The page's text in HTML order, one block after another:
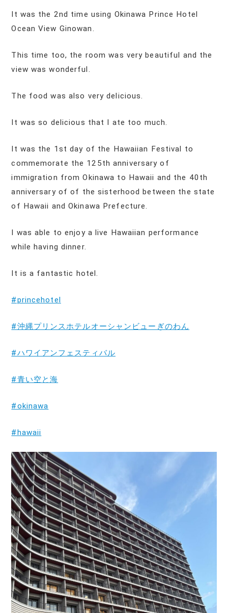
It was the 2nd time using Okinawa Prince Hotel
Ocean View Ginowan.
This time too, the room was very beautiful and the
view was wonderful.
The food was also very delicious.
It was so delicious that I ate too much.
It was the 1st day of the Hawaiian Festival to
commemorate the 125th anniversary of
immigration from Okinawa to Hawaii and the 40th
anniversary of of the sisterhood between the state
of Hawaii and Okinawa Prefecture.
I was able to enjoy a live Hawaiian performance
while having dinner.
It is a fantastic hotel.
#princehotel
#沖縄プリンスホテルオーシャンビューぎのわん
#ハワイアンフェスティバル
#青い空と海
#okinawa
#hawaii